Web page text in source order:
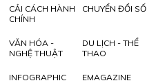
CẢI CÁCH HÀNH
CHÍNH
CHUYỂN ĐỔI SỐ
VĂN HÓA -
NGHỆ THUẬT
DU LỊCH - THỂ
THAO
INFOGRAPHIC EMAGAZINE